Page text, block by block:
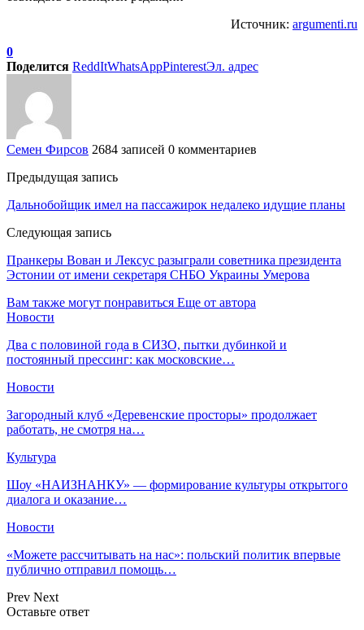
Источник: argumenti.ru
0
Поделится ReddItWhatsAppPinterestЭл. адрес
Семен Фирсов 2684 записей 0 комментариев
Предыдущая запись
Дальнобойщик имел на пассажирок недалеко идущие планы
Следующая запись
Пранкеры Вован и Лексус разыграли советника президента
Эстонии от имени секретаря СНБО Украины Умерова
Вам также могут понравиться Еще от автора
Новости
Два с половиной года в СИЗО, пытки дубинкой и
постоянный прессинг: как московские…
Новости
Загородный клуб «Деревенские просторы» продолжает
работать, не смотря на…
Культура
Шоу «НАИЗНАНКУ» — формирование культуры открытого
диалога и оказание…
Новости
«Можете рассчитывать на нас»: польский политик впервые
публично отправил помощь…
Prev Next
Оставьте ответ